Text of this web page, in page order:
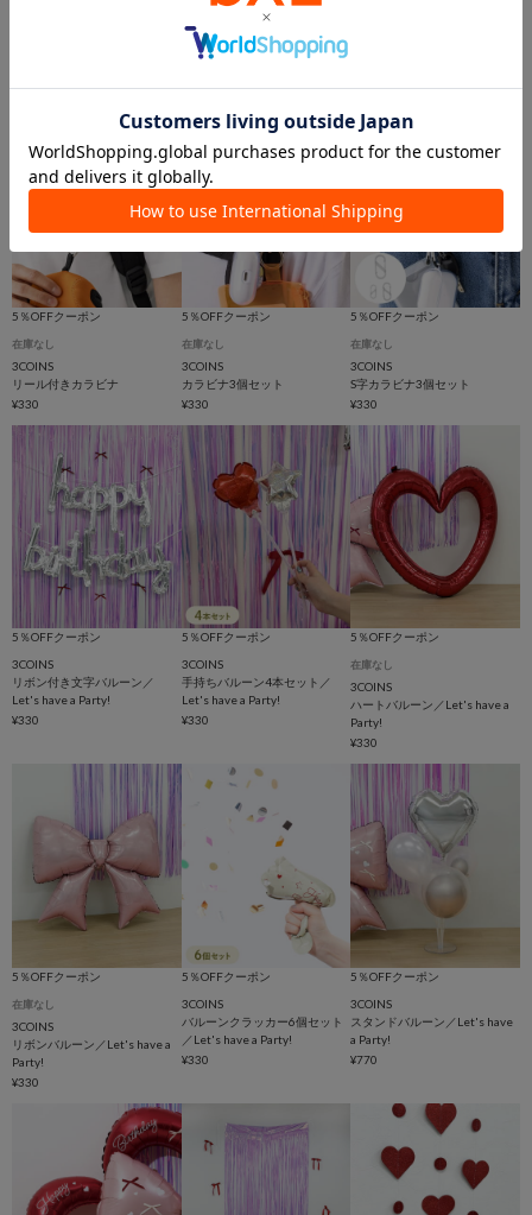
シリコーンバンド5本セット
¥330
5％OFFクーポン
在庫なし
3COINS
リール付きカラビナ
¥330
5％OFFクーポン
在庫なし
3COINS
カラビナ3個セット
¥330
5％OFFクーポン
在庫なし
3COINS
S字カラビナ3個セット
¥330
5％OFFクーポン
3COINS
リボン付き文字バルーン／
Let's have a Party!
¥330
5％OFFクーポン
3COINS
手持ちバルーン4本セット／
Let's have a Party!
¥330
5％OFFクーポン
在庫なし
3COINS
ハートバルーン／Let's have a
Party!
¥330
5％OFFクーポン
在庫なし
3COINS
リボンバルーン／Let's have a
Party!
¥330
5％OFFクーポン
3COINS
バルーンクラッカー6個セット
／Let's have a Party!
¥330
5％OFFクーポン
3COINS
スタンドバルーン／Let's have
a Party!
¥770